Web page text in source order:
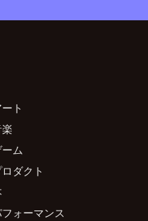
ト
ム
ダクト
ォーマンス